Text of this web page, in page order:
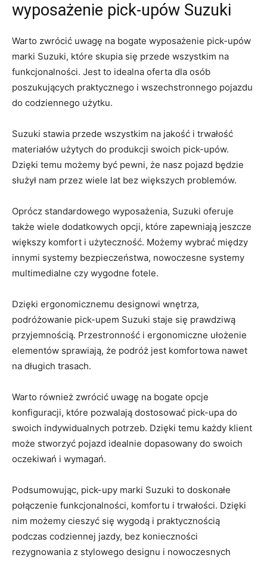
⁢wyposażenie pick-upów Suzuki
Warto zwrócić uwagę na bogate wyposażenie pick-upów
marki Suzuki, które skupia się przede wszystkim na
funkcjonalności. Jest to idealna oferta dla osób
‌poszukujących praktycznego i wszechstronnego pojazdu
do codziennego użytku.
Suzuki⁢ stawia przede wszystkim na jakość i trwałość
materiałów użytych do produkcji swoich pick-upów.
Dzięki temu możemy być pewni, że nasz pojazd będzie
służył nam przez wiele lat​ bez większych problemów.
Oprócz standardowego wyposażenia, Suzuki oferuje
także wiele⁤ dodatkowych opcji, które zapewniają jeszcze
większy‌ komfort i użyteczność. Możemy wybrać między
innymi systemy bezpieczeństwa, nowoczesne systemy
multimedialne czy wygodne fotele.
Dzięki ergonomicznemu designowi wnętrza,‍
podróżowanie pick-upem Suzuki staje się prawdziwą
przyjemnością. Przestronność i ergonomiczne ułożenie
elementów sprawiają, że podróż jest komfortowa nawet
na ‍długich trasach.
Warto również zwrócić uwagę na bogate opcje
konfiguracji, które ⁤pozwalają dostosować ⁣pick-upa do
swoich indywidualnych potrzeb. Dzięki temu każdy⁤ klient
może stworzyć pojazd idealnie dopasowany do swoich
oczekiwań i wymagań.
Podsumowując, pick-upy marki Suzuki to ⁢doskonałe
połączenie funkcjonalności, komfortu i trwałości. ⁤Dzięki
nim⁢ możemy cieszyć się wygodą i praktycznością​
podczas codziennej ‍jazdy, bez konieczności
rezygnowania z stylowego designu i nowoczesnych